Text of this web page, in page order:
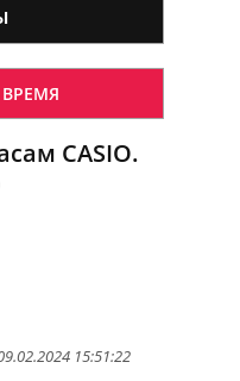
CASIO.
15:51:22